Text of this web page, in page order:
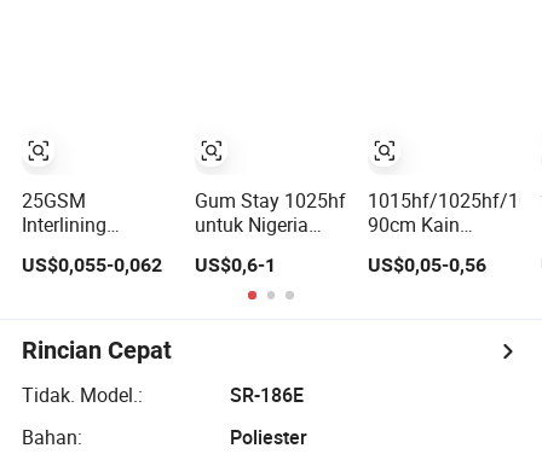
25GSM
Interlining
Fusible dengan
50%Nylon &
50%Polyester
US$0,055-0,062
Gum Stay 1025hf
untuk Nigeria
Nonwoven
Interlining
US$0,6-1
1015hf/1025hf/
90cm Kain
Non-Woven yang
Polyester
US$0,05-0,56
Rincian Cepat
Tidak. Model.:
SR-186E
Bahan:
Poliester